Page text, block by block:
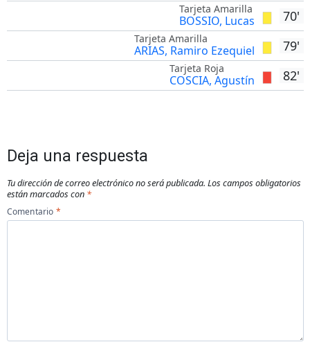
70'
Tarjeta Amarilla
BOSSIO, Lucas
79'
Tarjeta Amarilla
ARIAS, Ramiro Ezequiel
82'
Tarjeta Roja
COSCIA, Agustín
Deja una respuesta
Tu dirección de correo electrónico no será publicada. Los campos obligatorios
están marcados con *
Comentario *